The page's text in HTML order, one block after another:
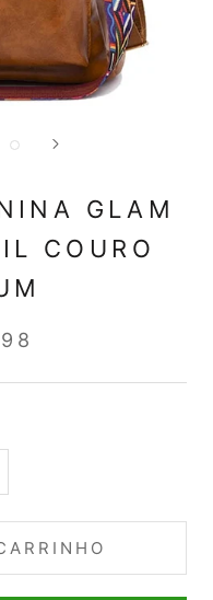
GLAM
COURO